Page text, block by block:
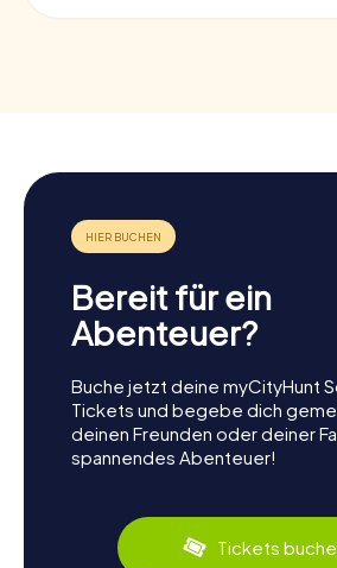
Bereit für ein
Abenteuer?
Buche jetzt deine myCityHunt
Tickets und begebe dich
deinen Freunden oder deiner
spannendes Abenteuer!
Tickets